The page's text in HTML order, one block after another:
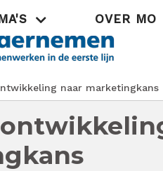
OVER MO
naar marketingkans